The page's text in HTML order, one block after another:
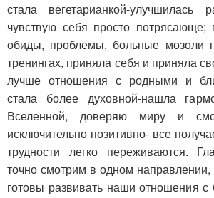
стала вегетарианкой-улучшилась
чувствую себя просто потрясающе;
обиды, проблемы, больные мозоли
тренингах, приняла себя и приняла
лучше отношения с родными и
стала более духовной-нашла
Вселенной, доверяю миру и
исключительно позитивно- все
трудности легко переживаются.
точно смотрим в одном
готовы развивать наши отношения